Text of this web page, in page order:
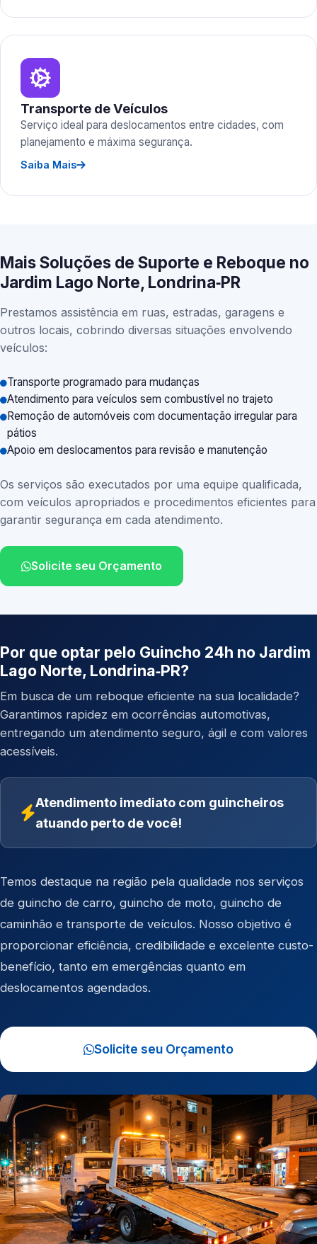
Transporte de Veículos
Serviço ideal para deslocamentos entre cidades, com
planejamento e máxima segurança.
Saiba Mais
Mais Soluções de Suporte e Reboque no
Jardim Lago Norte, Londrina‑PR
Prestamos assistência em ruas, estradas, garagens e
outros locais, cobrindo diversas situações envolvendo
veículos:
Transporte programado para mudanças
Atendimento para veículos sem combustível no trajeto
Remoção de automóveis com documentação irregular para
pátios
Apoio em deslocamentos para revisão e manutenção
Os serviços são executados por uma equipe qualificada,
com veículos apropriados e procedimentos eficientes para
garantir segurança em cada atendimento.
Solicite seu Orçamento
Por que optar pelo Guincho 24h no Jardim
Lago Norte, Londrina‑PR?
Em busca de um reboque eficiente na sua localidade?
Garantimos rapidez em ocorrências automotivas,
entregando um atendimento seguro, ágil e com valores
acessíveis.
Atendimento imediato com guincheiros
atuando perto de você!
Temos destaque na região pela qualidade nos serviços
de guincho de carro, guincho de moto, guincho de
caminhão e transporte de veículos. Nosso objetivo é
proporcionar eficiência, credibilidade e excelente custo-
benefício, tanto em emergências quanto em
deslocamentos agendados.
Solicite seu Orçamento